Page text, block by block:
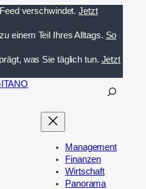
verschwindet. Jetzt
einem Teil Ihres Alltags. So
was Sie täglich tun. Jetzt
n
Management
Finanzen
Wirtschaft
Panorama